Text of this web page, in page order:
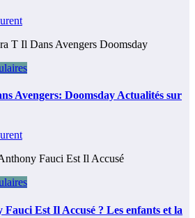
Avengers: Doomsday Actualités sur
Est Il Accusé ? Les enfants et la